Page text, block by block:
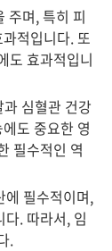
주며, 특히 피
적입니다. 또
도 효과적입니
심혈관 건강
도 중요한 영
필수적인 역
에 필수적이며,
. 따라서, 임
.